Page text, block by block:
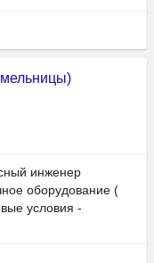
инженер
оборудование (
условия -